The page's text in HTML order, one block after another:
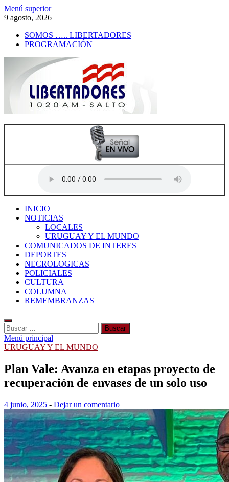
Saltar
al
Menú superior
9 agosto, 2026
SOMOS ….. LIBERTADORES
PROGRAMACIÓN
INICIO
NOTICIAS
LOCALES
URUGUAY Y EL MUNDO
COMUNICADOS DE INTERES
DEPORTES
NECROLOGICAS
POLICIALES
CULTURA
COLUMNA
REMEMBRANZAS
Buscar:
Menú principal
URUGUAY Y EL MUNDO
Plan Vale: Avanza en etapas proyecto de
recuperación de envases de un solo uso
4 junio, 2025 - Dejar un comentario